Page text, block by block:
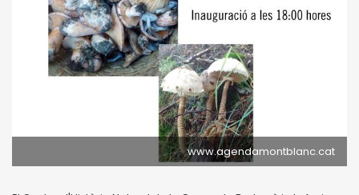
www.agendamontblanc.cat